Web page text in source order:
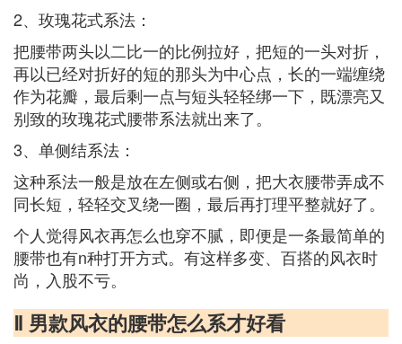
2、玫瑰花式系法：
把腰带两头以二比一的比例拉好，把短的一头对折，
再以已经对折好的短的那头为中心点，长的一端缠绕
作为花瓣，最后剩一点与短头轻轻绑一下，既漂亮又
别致的玫瑰花式腰带系法就出来了。
3、单侧结系法：
这种系法一般是放在左侧或右侧，把大衣腰带弄成不
同长短，轻轻交叉绕一圈，最后再打理平整就好了。
个人觉得风衣再怎么也穿不腻，即便是一条最简单的
腰带也有n种打开方式。有这样多变、百搭的风衣时
尚，入股不亏。
Ⅱ 男款风衣的腰带怎么系才好看